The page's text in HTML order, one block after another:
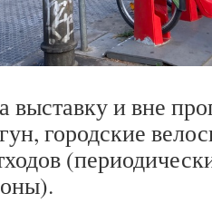
выставку и вне
городские